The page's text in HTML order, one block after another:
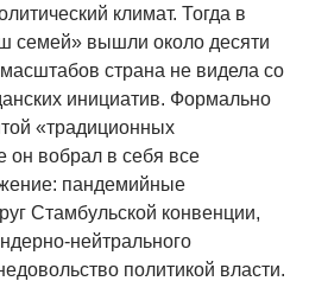
климат. Тогда в
семей» вышли около десяти
страна не видела со
инициатив. Формально
«традиционных
он вобрал в себя все
пандемийные
Стамбульской конвенции,
нейтрального
политикой власти.